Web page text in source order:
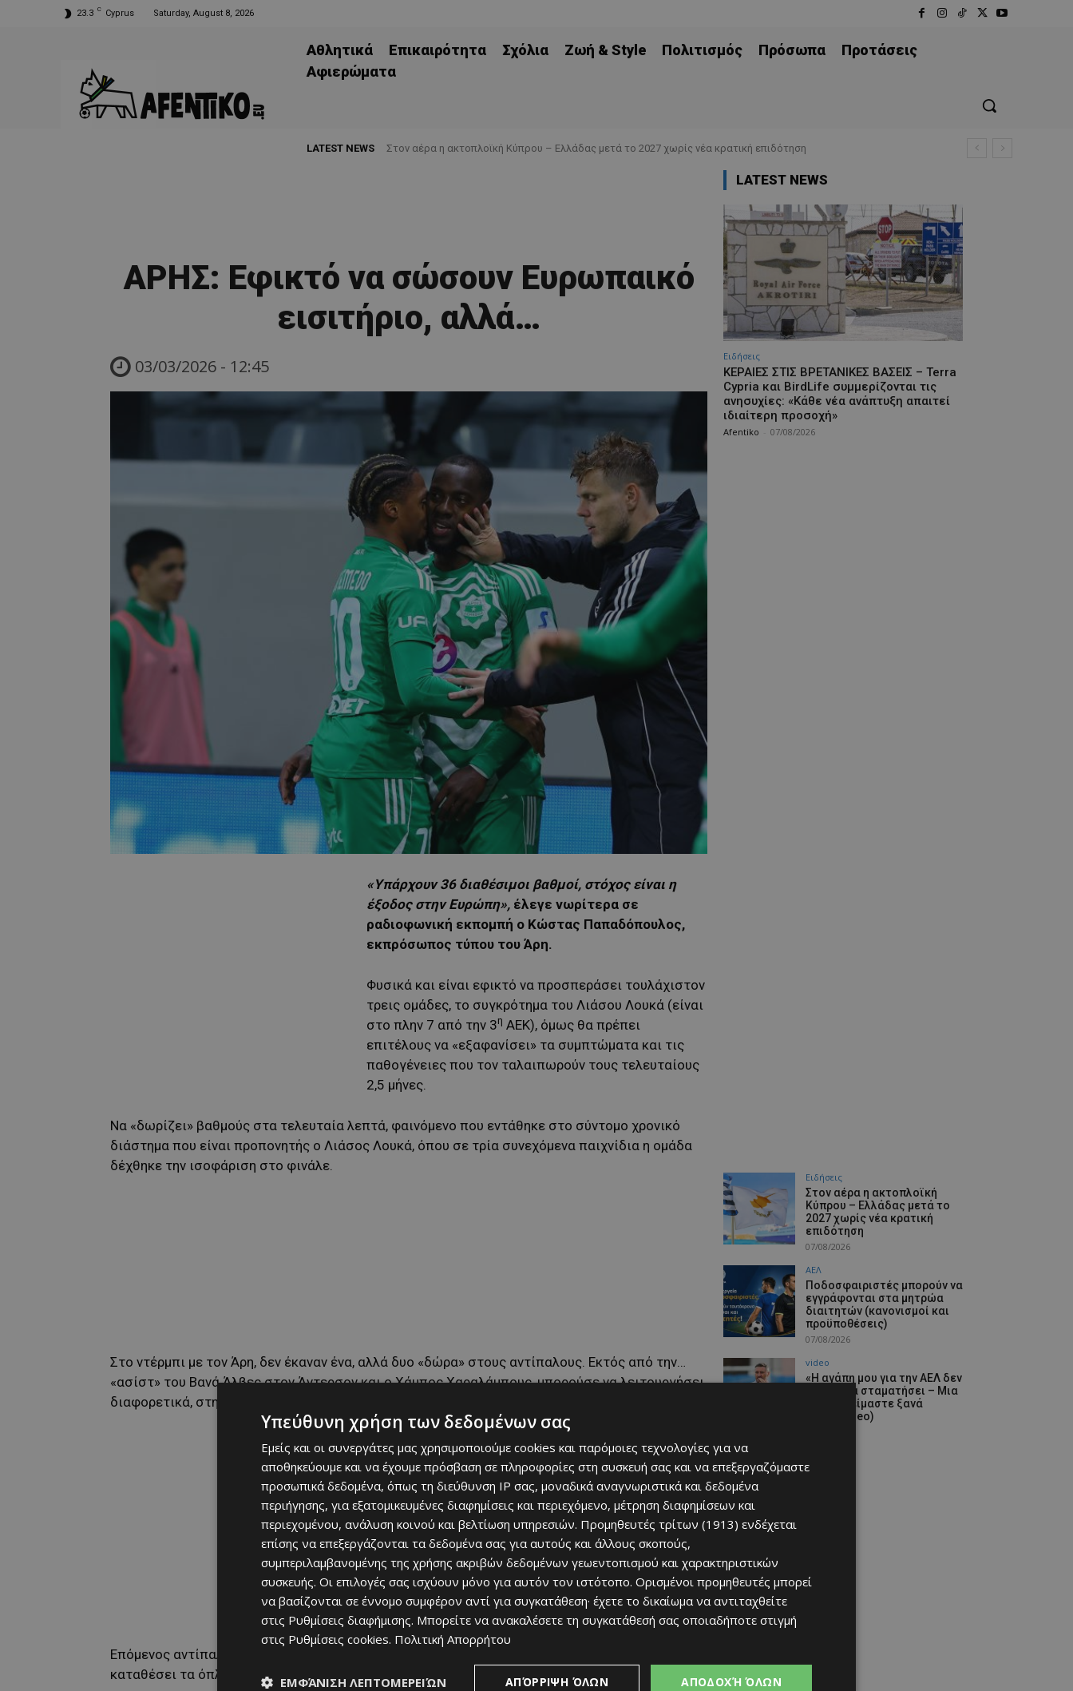
23.3 C Cyprus Saturday, August 8, 2026
Αθλητικά Επικαιρότητα Σχόλια Ζωή & Style Πολιτισμός Πρόσωπα
Προτάσεις
Aφιερώματα
LATEST NEWS Στον αέρα η ακτοπλοϊκή Κύπρου – Ελλάδας μετά το 2027 χωρίς νέα κρατική επιδότηση
AΡΗΣ: Εφικτό να σώσουν Ευρωπαικό
εισιτήριο, αλλά…
03/03/2026 - 12:45
«Υπάρχουν 36 διαθέσιμοι βαθμοί, στόχος είναι η
έξοδος στην Ευρώπη», έλεγε νωρίτερα σε
ραδιοφωνική εκπομπή ο Κώστας Παπαδόπουλος,
εκπρόσωπος τύπου του Άρη.
Φυσικά και είναι εφικτό να προσπεράσει τουλάχιστον
τρεις ομάδες, το συγκρότημα του Λιάσου Λουκά (είναι
στο πλην 7 από την 3η ΑΕΚ), όμως θα πρέπει
επιτέλους να «εξαφανίσει» τα συμπτώματα και τις
παθογένειες που τον ταλαιπωρούν τους τελευταίους
2,5 μήνες.
Να «δωρίζει» βαθμούς στα τελευταία λεπτά, φαινόμενο που εντάθηκε στο σύντομο χρονικό
διάστημα που είναι προπονητής ο Λιάσος Λουκά, όπου σε τρία συνεχόμενα παιχνίδια η ομάδα
δέχθηκε την ισοφάριση στο φινάλε.
Στο ντέρμπι με τον Άρη, δεν έκαναν ένα, αλλά δυο «δώρα» στους αντίπαλους. Εκτός από την…
«ασίστ» του Βανά Άλβες στον Άντερσον και ο Χάμπος Χαραλάμπους, μπορούσε να λειτουργήσει
διαφορετικά, στην φάση με τον Νταβίτ Λουίζ, όπου υπέπεσε σε πέναλτι…
Επόμενος αντίπαλος η ΕΝΠ, αλίμονο αν δεν πάρουν το ματς με τους βυσσινί που έχουν
καταθέσει τα όπλα εδώ και καιρό.
LATEST NEWS
Ειδήσεις
ΚΕΡΑΙΕΣ ΣΤΙΣ ΒΡΕΤΑΝΙΚΕΣ ΒΑΣΕΙΣ – Terra
Cypria και BirdLife συμμερίζονται τις
ανησυχίες: «Κάθε νέα ανάπτυξη απαιτεί
ιδιαίτερη προσοχή»
Afentiko 07/08/2026
Ειδήσεις
Στον αέρα η ακτοπλοϊκή
Κύπρου – Ελλάδας μετά το
2027 χωρίς νέα κρατική
επιδότηση
07/08/2026
ΑΕΛ
Ποδοσφαιριστές μπορούν να
εγγράφονται στα μητρώα
διαιτητών (κανονισμοί και
προϋποθέσεις)
07/08/2026
video
«Η αγάπη μου για την ΑΕΛ δεν
μπορεί να σταματήσει – Μια
μέρα θα είμαστε ξανά
μαζί» (video)
Υπεύθυνη χρήση των δεδομένων σας
Εμείς και οι συνεργάτες μας χρησιμοποιούμε cookies και παρόμοιες τεχνολογίες για να
αποθηκεύουμε και να έχουμε πρόσβαση σε πληροφορίες στη συσκευή σας και να επεξεργαζόμαστε
προσωπικά δεδομένα, όπως τη διεύθυνση IP σας, μοναδικά αναγνωριστικά και δεδομένα
περιήγησης, για εξατομικευμένες διαφημίσεις και περιεχόμενο, μέτρηση διαφημίσεων και
περιεχομένου, ανάλυση κοινού και βελτίωση υπηρεσιών. Προμηθευτές τρίτων (1913) ενδέχεται
επίσης να επεξεργάζονται τα δεδομένα σας για αυτούς και άλλους σκοπούς,
συμπεριλαμβανομένης της χρήσης ακριβών δεδομένων γεωεντοπισμού και χαρακτηριστικών
συσκευής. Οι επιλογές σας ισχύουν μόνο για αυτόν τον ιστότοπο. Ορισμένοι προμηθευτές μπορεί
να βασίζονται σε έννομο συμφέρον αντί για συγκατάθεση· έχετε το δικαίωμα να αντιταχθείτε
στις Ρυθμίσεις διαφήμισης. Μπορείτε να ανακαλέσετε τη συγκατάθεσή σας οποιαδήποτε στιγμή
στις Ρυθμίσεις cookies. Πολιτική Απορρήτου
ΑΠΟΔΟΧΉ ΌΛΩΝ
ΑΠΌΡΡΙΨΗ ΌΛΩΝ
ΕΜΦΆΝΙΣΗ ΛΕΠΤΟΜΕΡΕΙΏΝ